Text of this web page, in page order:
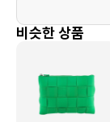
비슷한 상품